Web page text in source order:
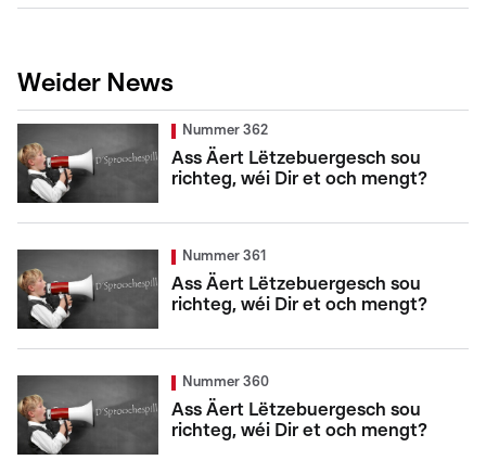
Weider News
Nummer 362
Ass Äert Lëtzebuergesch sou
richteg, wéi Dir et och mengt?
Nummer 361
Ass Äert Lëtzebuergesch sou
richteg, wéi Dir et och mengt?
Nummer 360
Ass Äert Lëtzebuergesch sou
richteg, wéi Dir et och mengt?